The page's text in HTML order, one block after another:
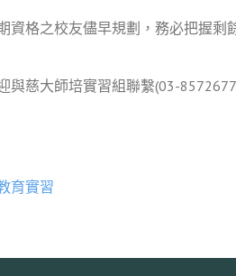
資格之校友儘早規劃，務必把握
與慈大師培實習組聯繫(03-
育實習